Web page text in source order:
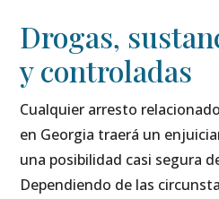
Drogas,
y controladas
Cualquier arresto
en Georgia traerá un
una posibilidad casi segura
Dependiendo de las